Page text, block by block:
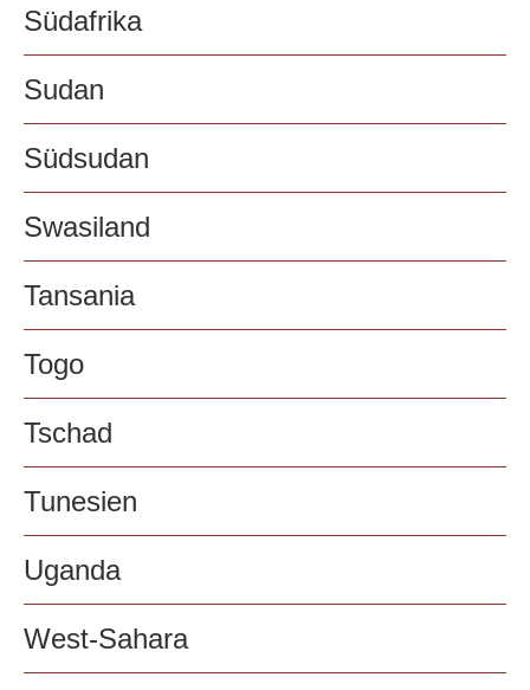
Südafrika
Sudan
Südsudan
Swasiland
Tansania
Togo
Tschad
Tunesien
Uganda
West-Sahara